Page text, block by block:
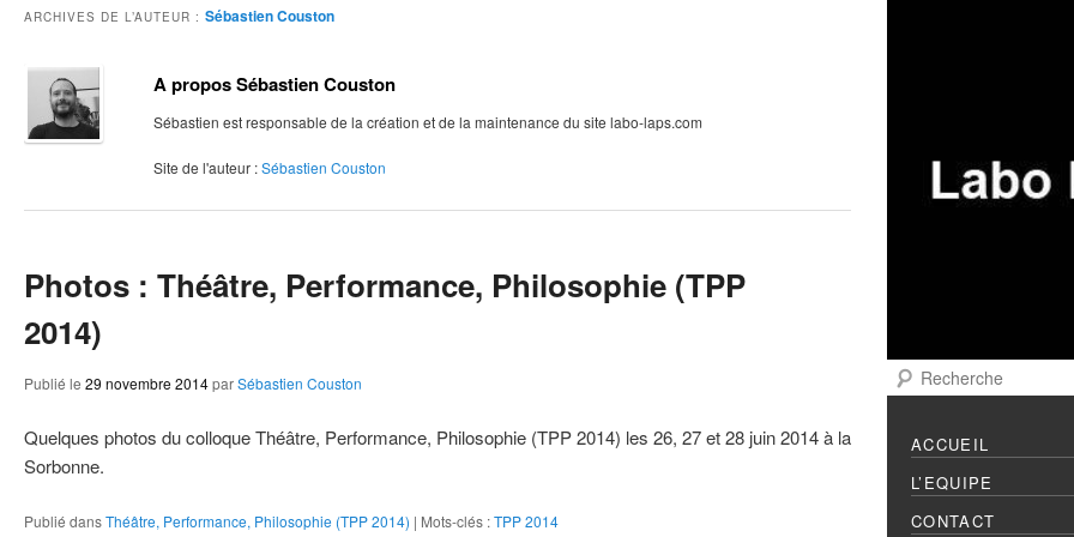
Recherche
ACCUEIL
L’EQUIPE
CONTACT
ARCHIVES DE L’AUTEUR : Sébastien Couston
A propos Sébastien Couston
Sébastien est responsable de la création et de la maintenance du site labo-laps.com
Site de l'auteur :Sébastien Couston
Photos : Théâtre, Performance, Philosophie (TPP
2014)
Publié le 29 novembre 2014parSébastien Couston
Quelques photos du colloque Théâtre, Performance, Philosophie (TPP 2014) les 26, 27 et 28 juin 2014 à la
Sorbonne.
Publié dansThéâtre, Performance, Philosophie (TPP 2014) | Mots-clés :TPP 2014